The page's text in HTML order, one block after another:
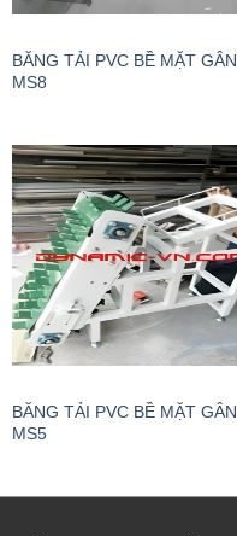
BĂNG TẢI PVC BỀ MẶT GÂN
MS8
BĂNG TẢI PVC BỀ MẶT GÂN
MS5